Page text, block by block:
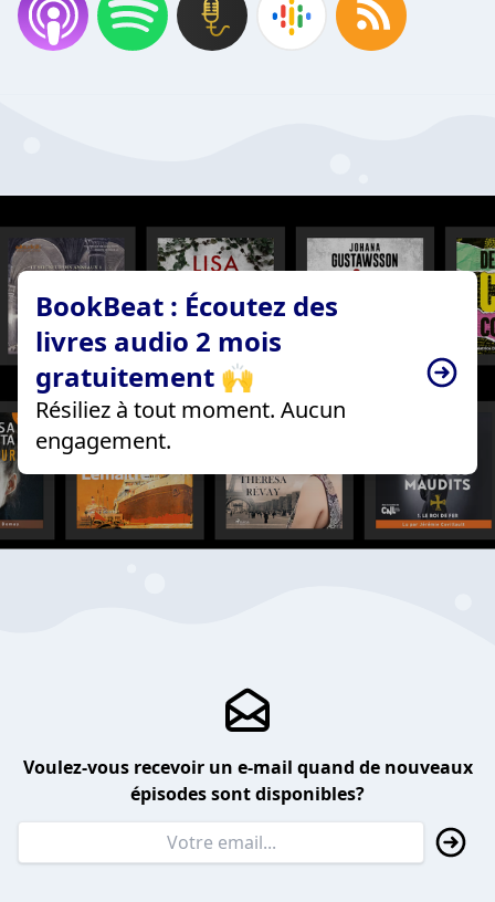
BookBeat : Écoutez des
livres audio 2 mois
gratuitement 🙌
Résiliez à tout moment. Aucun
engagement.
Voulez-vous recevoir un e-mail quand de nouveaux
épisodes sont disponibles?